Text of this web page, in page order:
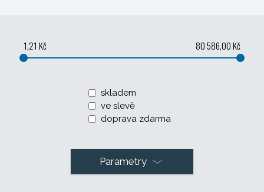
1,21 Kč 80 586,00 Kč
skladem
ve slevě
doprava zdarma
Parametry